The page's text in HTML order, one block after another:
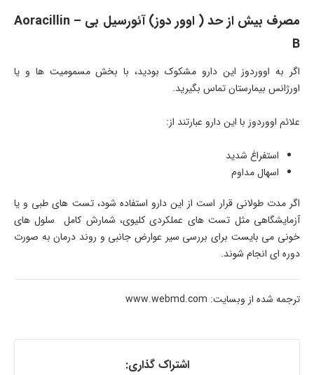
مصرف بیش از حد ( اوور دوز) آئورسیل بی – Aoracillin
B
اگر به اووردوز این دارو مشکوک بودید، با بخش مسمومیت ها و یا
اورژانس بیمارستان تماس بگیرید.
علائم اووردوز با این دارو عبارتند از:
استفراغ شدید
اسهال مداوم
اگر مدت طولانی قرار است از این دارو استفاده شود، تست های طبی و یا
آزمایشگاهی مثل تست های عملکردی کلیوی، شمارش کامل سلول های
خونی می بایست برای بررسی سیر عوارض جانبی و روند درمان به صورت
دوره ای انجام شوند.
ترجمه شده از وبسایت: www.webmd.com
اشتراک گذاری: